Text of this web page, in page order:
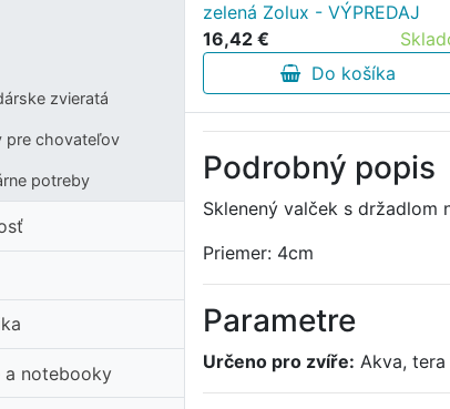
zvieratá
pre chovateľov
potreby
a notebooky
zelená Zolux - VÝPREDAJ
16,42 €
Do košíka
Podrobný popis
Sklenený valček s držadlom
Priemer: 4cm
Parametre
Určeno pro zvíře: Akva, tera